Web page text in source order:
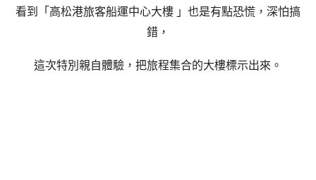
看到「高松港旅客船運中心大樓 」也是有點恐慌，深怕搞
錯，
這次特別親自體驗，把旅程集合的大樓標示出來。